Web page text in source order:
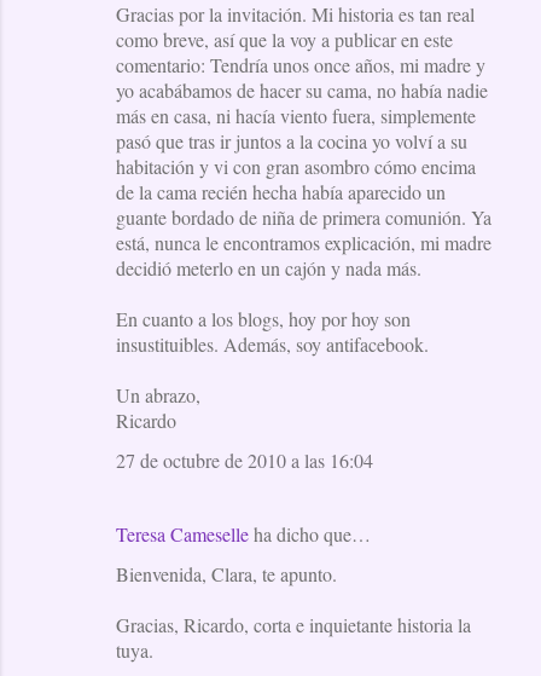
Gracias por la invitación. Mi historia es tan real
como breve, así que la voy a publicar en este
comentario: Tendría unos once años, mi madre y
yo acabábamos de hacer su cama, no había nadie
más en casa, ni hacía viento fuera, simplemente
pasó que tras ir juntos a la cocina yo volví a su
habitación y vi con gran asombro cómo encima
de la cama recién hecha había aparecido un
guante bordado de niña de primera comunión. Ya
está, nunca le encontramos explicación, mi madre
decidió meterlo en un cajón y nada más.
En cuanto a los blogs, hoy por hoy son
insustituibles. Además, soy antifacebook.
Un abrazo,
Ricardo
27 de octubre de 2010 a las 16:04
Teresa Cameselleha dicho que…
Bienvenida, Clara, te apunto.
Gracias, Ricardo, corta e inquietante historia la
tuya.